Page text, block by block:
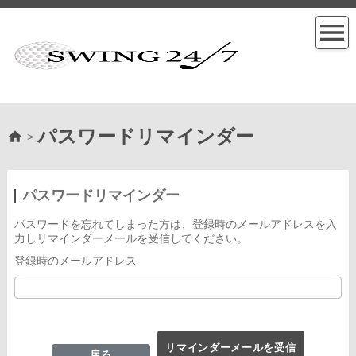
> パスワードリマインダー
パスワードリマインダー
パスワードを忘れてしまった方は、登録時のメールアドレスを入
力しリマインダーメールを受信してください。
登録時のメールアドレス
リマインダーメールを受信